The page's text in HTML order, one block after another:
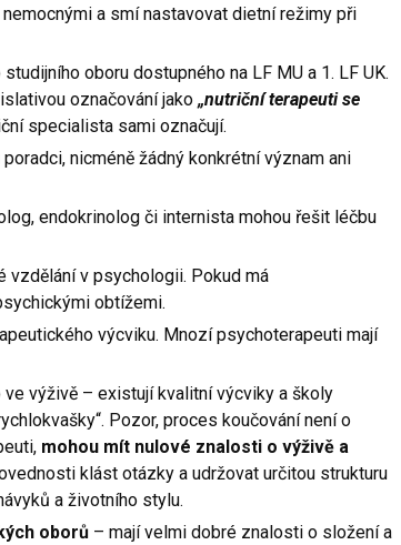
a smí nastavovat dietní režimy při
oboru dostupného na LF MU a 1. LF UK.
označování jako „nutriční terapeuti se
specialista sami označují.
nicméně žádný konkrétní význam ani
endokrinolog či internista mohou řešit léčbu
vzdělání v psychologii. Pokud má
obtížemi.
výcviku. Mnozí psychoterapeuti mají
výživě – existují kvalitní výcviky a školy
Pozor, proces koučování není o
mohou mít nulové znalosti o výživě a
klást otázky a udržovat určitou strukturu
a životního stylu.
oborů – mají velmi dobré znalosti o složení a